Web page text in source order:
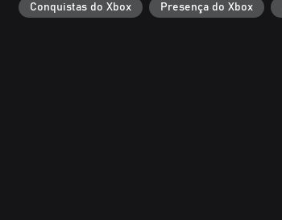
Conquistas do Xbox Presença do Xbox